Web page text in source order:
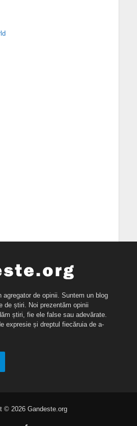
agregator de opinii. Suntem un blog
de știri. Noi prezentăm opinii
știri, fie ele false sau adevărate.
expresie și dreptul fiecăruia de a-
© 2026 Gandeste.org